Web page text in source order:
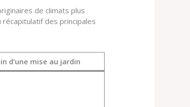
de climats plus
des principales
d’une mise au jardin